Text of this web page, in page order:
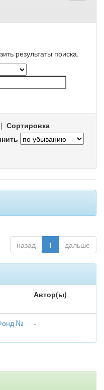
результаты поиска.
| Сортировка
назад 1 дальше
Автор(ы)
№
-